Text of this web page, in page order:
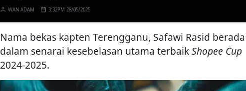
WAN ADAM 3:32PM 28/05/2025
Nama bekas kapten Terengganu, Safawi Rasid berada
dalam senarai kesebelasan utama terbaikShopee Cup
2024-2025.